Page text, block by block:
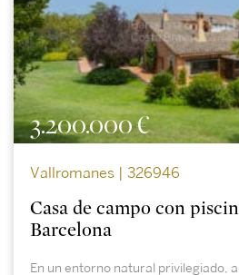
3.200.000 €
Vallromanes | 326946
Casa de campo con
Barcelona
En un entorno natural privilegiado,